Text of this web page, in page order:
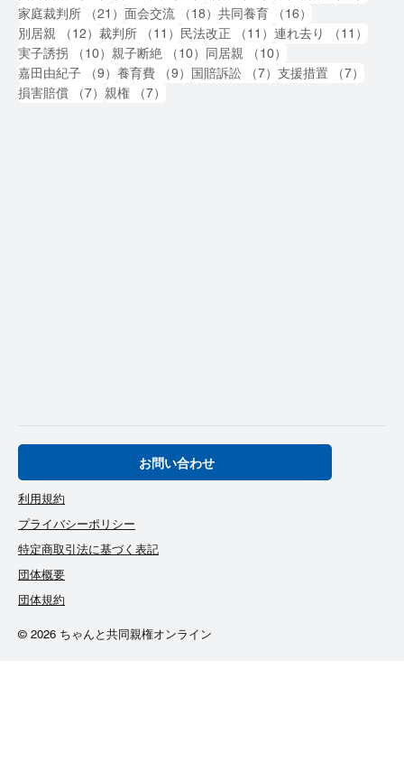
家庭裁判所
（21） 21件の記事
面会交流 （18） 18件の記事
共同養育 （16）
別居親
（12） 12件の記事
裁判所 （11） 11件の記事
民法改正 （11） 11件の記事
連れ去り （11）
実子誘拐
（10） 10件の記事
親子断絶 （10） 10件の記事
同居親 （10）
嘉田由紀子
（9） 9件の記事
養育費 （9） 9件の記事
国賠訴訟 （7） 7件の記事
支援措置 （7）
損害賠償
（7） 7件の記事
親権 （7）
お問い合わせ
利用規約
プライバシーポリシー
特定商取引法に基づく表記
団体概要
団体規約
© 2026 ちゃんと共同親権オンライン